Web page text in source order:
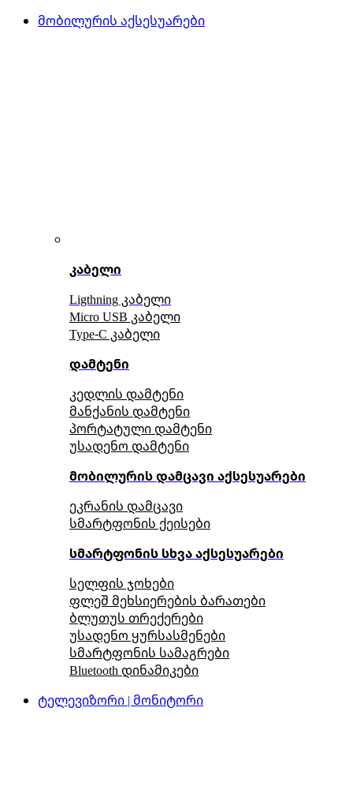
მობილურის აქსესუარები
კაბელი
Ligthning კაბელი
Micro USB კაბელი
Type-C კაბელი
დამტენი
კედლის დამტენი
მანქანის დამტენი
პორტატული დამტენი
უსადენო დამტენი
მობილურის დამცავი აქსესუარები
ეკრანის დამცავი
სმარტფონის ქეისები
სმარტფონის სხვა აქსესუარები
სელფის ჯოხები
ფლეშ მეხსიერების ბარათები
ბლუთუს თრექერები
უსადენო ყურსასმენები
სმარტფონის სამაგრები
Bluetooth დინამიკები
ტელევიზორი | მონიტორი